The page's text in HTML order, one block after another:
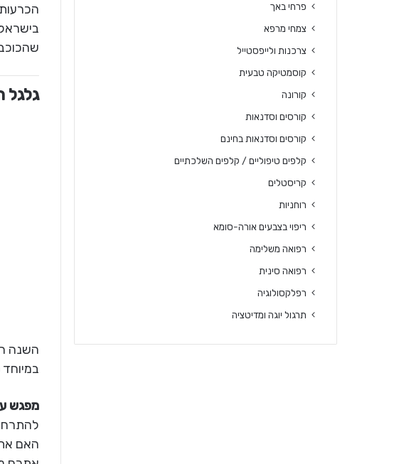
גלגל
השנה
מפגש
האם
פרחי באך
צמחי מרפא
צרכנות ולייפסטייל
קוסמטיקה טבעית
קורונה
קורסים וסדנאות
קורסים וסדנאות בחינם
קלפים טיפוליים / קלפים השלכתיים
קריסטלים
רוחניות
ריפוי בצבעים אורה-סומא
רפואה משלימה
רפואה סינית
רפלקסולוגיה
תרגול יוגה ומדיטציה